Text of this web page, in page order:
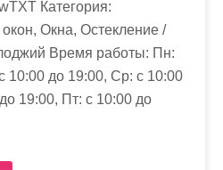
Категория:
Окна, Остекление /
Время работы: Пн:
10:00 до 19:00, Ср: с 10:00
19:00, Пт: с 10:00 до